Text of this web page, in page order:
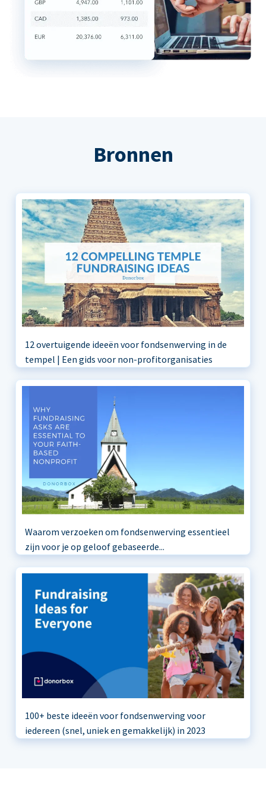
Bronnen
12 overtuigende ideeën voor fondsenwerving in de
tempel | Een gids voor non-profitorganisaties
Waarom verzoeken om fondsenwerving essentieel
zijn voor je op geloof gebaseerde...
100+ beste ideeën voor fondsenwerving voor
iedereen (snel, uniek en gemakkelijk) in 2023